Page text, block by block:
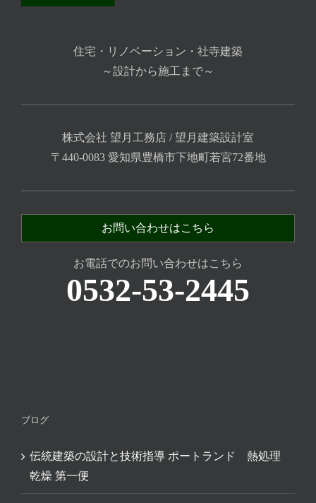
住宅・リノベーション・社寺建築
～設計から施工まで～
株式会社 望月工務店 / 望月建築設計室
〒440-0083 愛知県豊橋市下地町若宮72番地
お問い合わせはこちら
お電話でのお問い合わせはこちら
0532-53-2445
ブログ
伝統建築の設計と技術指導 ポートランド 熱処理
乾燥 第一便